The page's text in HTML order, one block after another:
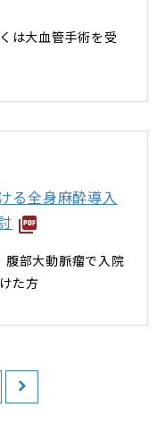
は大血管手術を受
る全身麻酔導入
部大動脈瘤で入院
た方